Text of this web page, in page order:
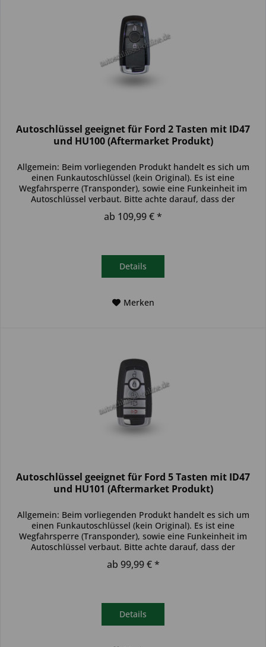
Autoschlüssel geeignet für Ford 2 Tasten mit ID47
und HU100 (Aftermarket Produkt)
Allgemein: Beim vorliegenden Produkt handelt es sich um
einen Funkautoschlüssel (kein Original). Es ist eine
Wegfahrsperre (Transponder), sowie eine Funkeinheit im
Autoschlüssel verbaut. Bitte achte darauf, dass der
Autoschlüssel deinem...
ab 109,99 € *
Details
Merken
Autoschlüssel geeignet für Ford 5 Tasten mit ID47
und HU101 (Aftermarket Produkt)
Allgemein: Beim vorliegenden Produkt handelt es sich um
einen Funkautoschlüssel (kein Original). Es ist eine
Wegfahrsperre (Transponder), sowie eine Funkeinheit im
Autoschlüssel verbaut. Bitte achte darauf, dass der
Autoschlüssel deinem...
ab 99,99 € *
Details